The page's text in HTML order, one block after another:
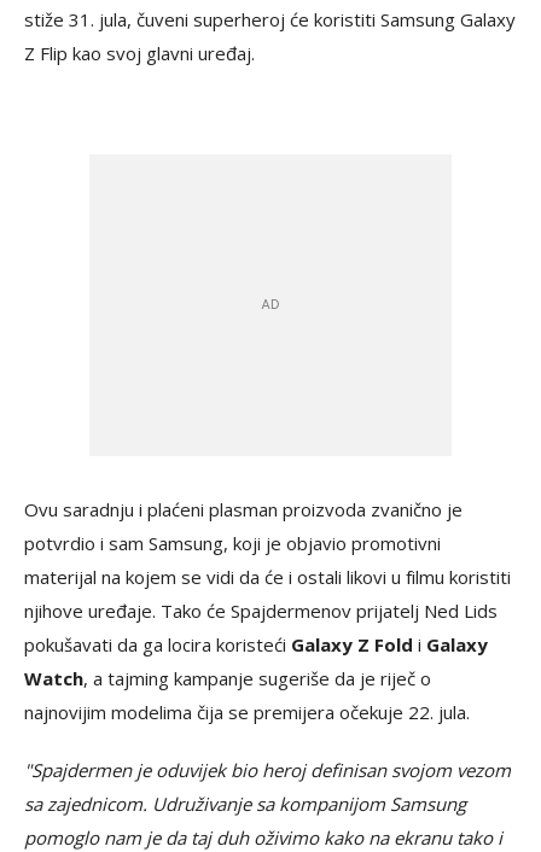
stiže 31. jula, čuveni superheroj će koristiti Samsung Galaxy
Z Flip kao svoj glavni uređaj.
Ovu saradnju i plaćeni plasman proizvoda zvanično je
potvrdio i sam Samsung, koji je objavio promotivni
materijal na kojem se vidi da će i ostali likovi u filmu koristiti
njihove uređaje. Tako će Spajdermenov prijatelj Ned Lids
pokušavati da ga locira koristeći Galaxy Z Fold i Galaxy
Watch, a tajming kampanje sugeriše da je riječ o
najnovijim modelima čija se premijera očekuje 22. jula.
"Spajdermen je oduvijek bio heroj definisan svojom vezom
sa zajednicom. Udruživanje sa kompanijom Samsung
pomoglo nam je da taj duh oživimo kako na ekranu tako i